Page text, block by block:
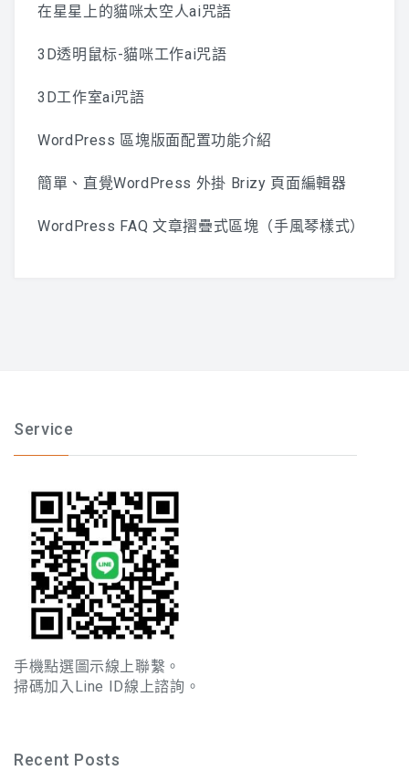
在星星上的貓咪太空人ai咒語
3D透明鼠标-貓咪工作ai咒語
3D工作室ai咒語
WordPress 區塊版面配置功能介紹
簡單、直覺WordPress 外掛 Brizy 頁面編輯器
WordPress FAQ 文章摺疊式區塊（手風琴樣式）
Service
手機點選圖示線上聯繫。
掃碼加入Line ID線上諮詢。
Recent Posts